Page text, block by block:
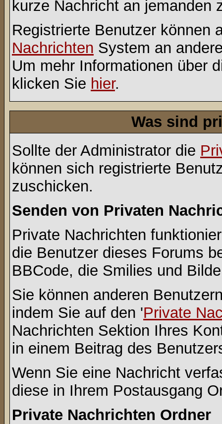
kurze Nachricht an jemanden
Registrierte Benutzer können
Nachrichten System an
Um mehr Informationen über
klicken Sie hier.
Was sind
Sollte der Administrator die
können sich registrierte
zuschicken.
Senden von Privaten
Private Nachrichten
die Benutzer dieses Forums
BBCode, die Smilies und
Sie können anderen
indem Sie auf den 'Private
Nachrichten Sektion Ihres
in einem Beitrag des
Wenn Sie eine Nachricht
diese in Ihrem Postausgang
Private Nachrichten Ordner